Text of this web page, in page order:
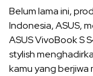
Belum lama ini,
Indonesia, ASUS,
ASUS VivoBook S
stylish
kamu yang berjiwa